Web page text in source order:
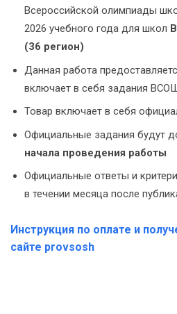
Всероссийской олимпиады
2026 учебного года для школ
(36 регион)
Данная работа
включает в себя задания
Товар включает в себя
Официальные задания будут
начала проведения работы
Официальные ответы и
в течении месяца после
Инструкция по оплате и
сайте provsosh